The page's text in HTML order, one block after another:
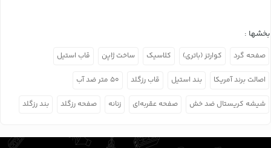
بخشها :
صفحه گرد کوارتز (باتری) کلاسیک ساخت ژاپن قاب استیل
اصالت برند آمریکا بند استیل قاب رزگلد ۵۰ متر ضد آب
شیشه کریستال ضد خش صفحه عقربه‌ای زنانه صفحه رزگلد بند رزگلد